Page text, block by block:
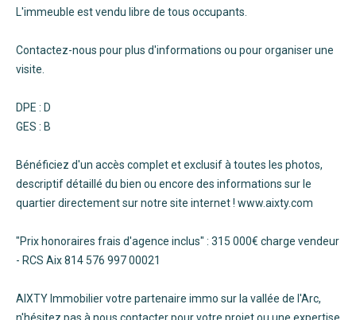
L'immeuble est vendu libre de tous occupants.
Contactez-nous pour plus d'informations ou pour organiser une
visite.
DPE : D
GES : B
Bénéficiez d'un accès complet et exclusif à toutes les photos,
descriptif détaillé du bien ou encore des informations sur le
quartier directement sur notre site internet ! www.aixty.com
"Prix honoraires frais d'agence inclus" : 315 000€ charge vendeur
- RCS Aix 814 576 997 00021
AIXTY Immobilier votre partenaire immo sur la vallée de l'Arc,
n'hésitez pas à nous contacter pour votre projet ou une expertise